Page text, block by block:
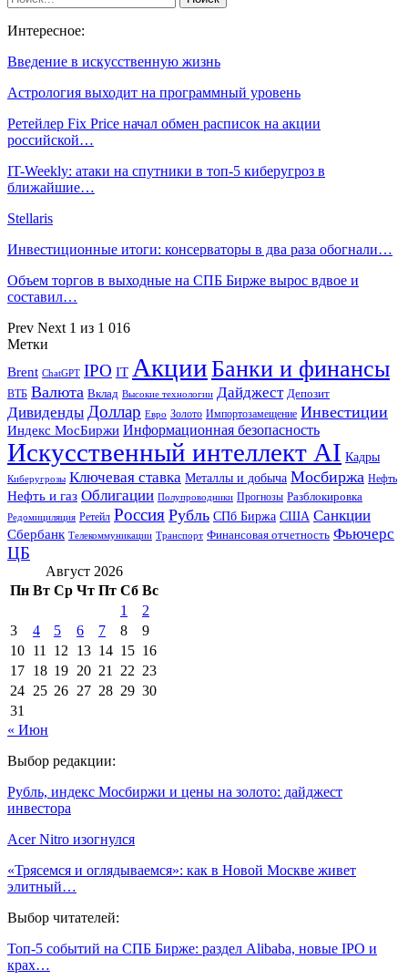
Интересное:
Введение в искусственную жизнь
Астрология выходит на программный уровень
Ретейлер Fix Price начал обмен расписок на акции
российской…
IT-Weekly: атаки на спутники в топ-5 киберугроз в
ближайшие…
Stellaris
Инвестиционные итоги: консерваторы в два раза обогнали…
Объем торгов в выходные на СПБ Бирже вырос вдвое и
составил…
Prev Next 1 из 1 016
Метки
Brent ChatGPT IPO IT АкцииБанки и финансы
ВТБ Валюта Вклад Высокие технологии Дайджест Депозит
Дивиденды Доллар Евро Золото Импортозамещение Инвестиции
Индекс МосБиржи Информационная безопасность
Искусственный интеллект AI Кадры
Киберугрозы Ключевая ставка Металлы и добыча Мосбиржа Нефть
Нефть и газ Облигации Полупроводники Прогнозы Разблокировка
Редомициляция Ретейл Россия Рубль СПб Биржа США Санкции
Сбербанк Телекоммуникации Транспорт Финансовая отчетность Фьючерс
ЦБ
Август 2026
Пн Вт Ср Чт Пт Сб Вс
1
2
3
4 5 6 7 8
9
10 11 12 13 14 15 16
17 18 19 20 21 22 23
24 25 26 27 28 29 30
31
« Июн
Выбор редакции:
Рубль, индекс Мосбиржи и цены на золото: дайджест
инвестора
Acer Nitro изогнулся
«Трясемся и оглядываемся»: как в Новой Москве живет
элитный…
Выбор читателей:
Топ-5 событий на СПБ Бирже: раздел Alibaba, новые IPO и
крах…